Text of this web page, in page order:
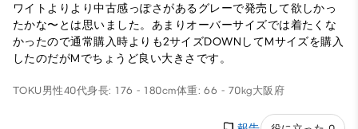
ワイトよりより中古感っぽさがあるグレーで発売して欲しかっ
たかな〜とは思いました。あまりオーバーサイズでは着たくな
かったので通常購入時よりも2サイズDOWNしてMサイズを購入
したのだがMでちょうど良い大きさです。
TOKU男性40代身長: 176 - 180cm体重: 66 - 70kg大阪府